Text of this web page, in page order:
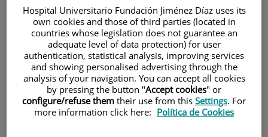
INICIO|INSTITUTO
EL INSTITUTO DE INVESTIGACIÓN
El Instituto de
Investigación
Hospital Universitario Fundación Jiménez Díaz uses its
own cookies and those of third parties (located in
countries whose legislation does not guarantee an
adequate level of data protection) for user
authentication, statistical analysis, improving services
and showing personalised advertising through the
analysis of your navigation. You can accept all cookies
by pressing the button "Accept cookies" or
configure/refuse them their use from this Settings. For
more information click here: Política de Cookies